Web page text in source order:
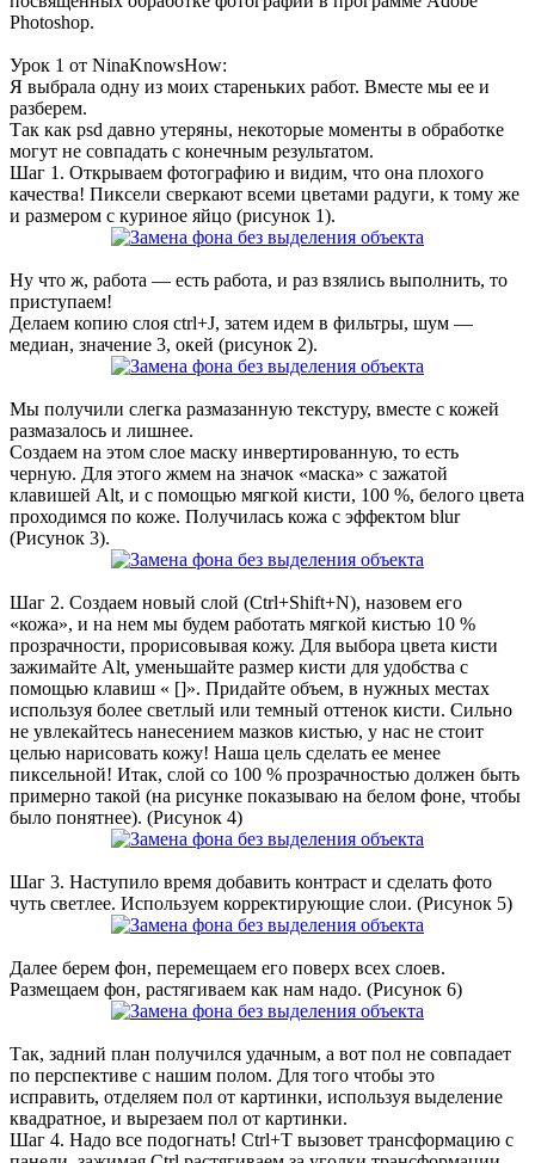
Photoshop.
Урок 1 от NinaKnowsHow:
Я выбрала одну из моих стареньких работ. Вместе мы ее и
разберем.
Так как psd давно утеряны, некоторые моменты в обработке
могут не совпадать с конечным результатом.
Шаг 1. Открываем фотографию и видим, что она плохого
качества! Пиксели сверкают всеми цветами радуги, к тому же
и размером с куриное яйцо (рисунок 1).
Ну что ж, работа — есть работа, и раз взялись выполнить, то
приступаем!
Делаем копию слоя ctrl+J, затем идем в фильтры, шум —
медиан, значение 3, окей (рисунок 2).
Мы получили слегка размазанную текстуру, вместе с кожей
размазалось и лишнее.
Создаем на этом слое маску инвертированную, то есть
черную. Для этого жмем на значок «маска» с зажатой
клавишей Alt, и с помощью мягкой кисти, 100 %, белого цвета
проходимся по коже. Получилась кожа с эффектом blur
(Рисунок 3).
Шаг 2. Создаем новый слой (Ctrl+Shift+N), назовем его
«кожа», и на нем мы будем работать мягкой кистью 10 %
прозрачности, прорисовывая кожу. Для выбора цвета кисти
зажимайте Alt, уменьшайте размер кисти для удобства с
помощью клавиш « []». Придайте объем, в нужных местах
используя более светлый или темный оттенок кисти. Сильно
не увлекайтесь нанесением мазков кистью, у нас не стоит
целью нарисовать кожу! Наша цель сделать ее менее
пиксельной! Итак, слой со 100 % прозрачностью должен быть
примерно такой (на рисунке показываю на белом фоне, чтобы
было понятнее). (Рисунок 4)
Шаг 3. Наступило время добавить контраст и сделать фото
чуть светлее. Используем корректирующие слои. (Рисунок 5)
Далее берем фон, перемещаем его поверх всех слоев.
Размещаем фон, растягиваем как нам надо. (Рисунок 6)
Так, задний план получился удачным, а вот пол не совпадает
по перспективе с нашим полом. Для того чтобы это
исправить, отделяем пол от картинки, используя выделение
квадратное, и вырезаем пол от картинки.
Шаг 4. Надо все подогнать! Ctrl+T вызовет трансформацию с